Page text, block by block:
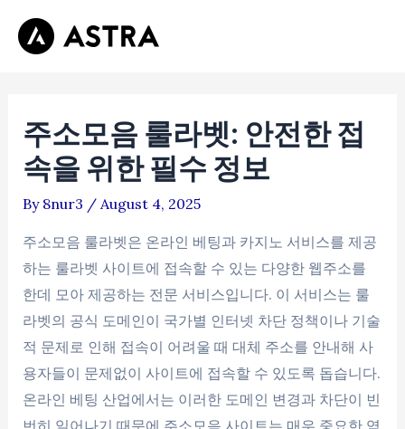
주소모음 룰라벳: 안전한 접
속을 위한 필수 정보
By 8nur3 / August 4, 2025
주소모음 룰라벳은 온라인 베팅과 카지노 서비스를 제공
하는 룰라벳 사이트에 접속할 수 있는 다양한 웹주소를
한데 모아 제공하는 전문 서비스입니다. 이 서비스는 룰
라벳의 공식 도메인이 국가별 인터넷 차단 정책이나 기술
적 문제로 인해 접속이 어려울 때 대체 주소를 안내해 사
용자들이 문제없이 사이트에 접속할 수 있도록 돕습니다.
온라인 베팅 산업에서는 이러한 도메인 변경과 차단이 빈
번히 일어나기 때문에 주소모음 사이트는 매우 중요한 역
navigation